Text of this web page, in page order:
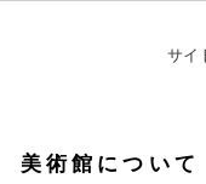
サイ
美術館について